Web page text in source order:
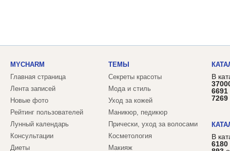
MYCHARM
Главная страница
Лента записей
Новые фото
Рейтинг пользователей
Лунный календарь
Консультации
Диеты
ТЕМЫ
Секреты красоты
Мода и стиль
Уход за кожей
Маникюр, педикюр
Прически, уход за волосами
Косметология
Макияж
В
6691
7269
В
6180